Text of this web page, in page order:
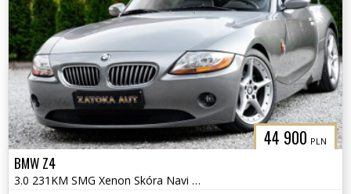
44 900 PLN
BMW Z4
3.0 231KM SMG Xenon Skóra Navi Tempomat Klima Grzane Fotele